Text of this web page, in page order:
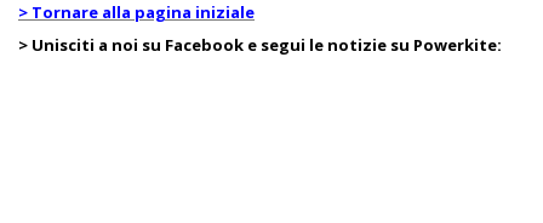
> Tornare alla pagina iniziale
> Unisciti a noi su Facebook e segui le notizie su Powerkite: